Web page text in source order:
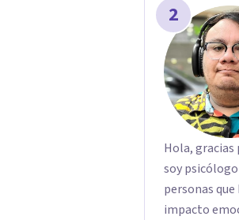
2
Hola,
soy
personas
impacto emocional. Mi trabajo se basa en un enfoque